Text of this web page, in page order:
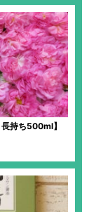
持ち500ml】